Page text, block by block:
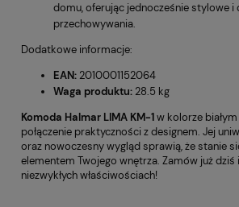
domu, oferując jednocześnie stylowe
przechowywania.
Dodatkowe informacje:
EAN: 2010001152064
Waga produktu: 28.5 kg
Komoda Halmar LIMA KM-1w kolorze
połączenie praktyczności z designem. Jej
oraz nowoczesny wygląd sprawią, że stanie
elementem Twojego wnętrza. Zamów już dziś
niezwykłych właściwościach!